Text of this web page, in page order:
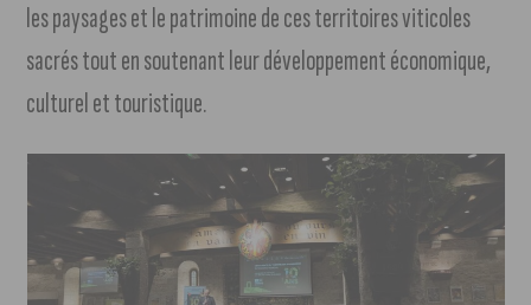
les paysages et le patrimoine de ces territoires viticoles
sacrés tout en soutenant leur développement économique,
culturel et touristique.